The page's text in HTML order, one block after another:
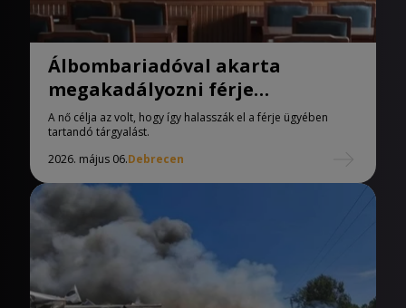
Álbombariadóval akarta
megakadályozni férje
tárgyalását egy nő
A nő célja az volt, hogy így halasszák el a férje ügyében
tartandó tárgyalást.
2026. május 06.Debrecen